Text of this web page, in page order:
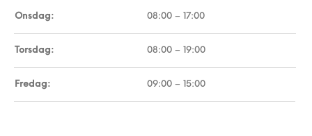
Onsdag: 08:00 – 17:00
Torsdag: 08:00 – 19:00
Fredag: 09:00 – 15:00